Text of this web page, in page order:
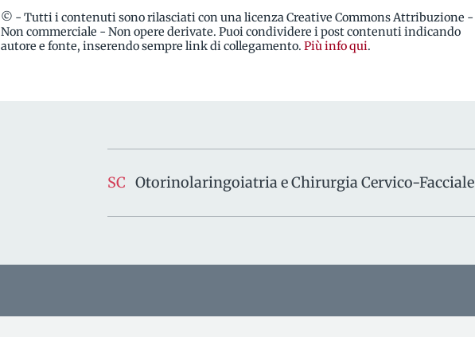
© - Tutti i contenuti sono rilasciati con una licenza Creative Commons Attribuzione -
Non commerciale - Non opere derivate. Puoi condividere i post contenuti indicando
autore e fonte, inserendo sempre link di collegamento.Più info qui.
SC Otorinolaringoiatria e Chirurgia Cervico-Facciale